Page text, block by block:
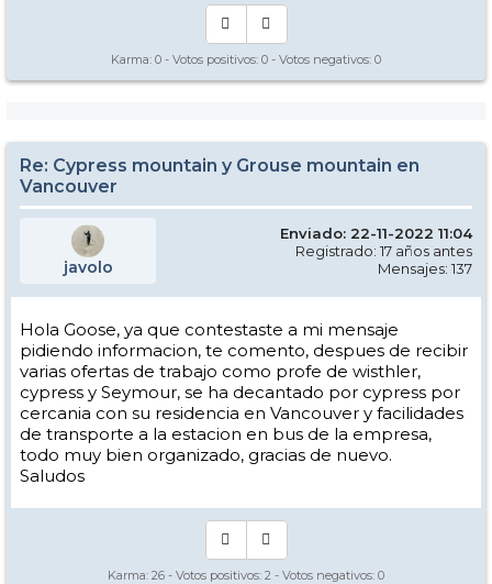
Karma: 0 - Votos positivos: 0 - Votos negativos: 0
Re: Cypress mountain y Grouse mountain en
Vancouver
javolo
Enviado: 22-11-2022 11:04
Registrado: 17 años antes
Mensajes: 137
Hola Goose, ya que contestaste a mi mensaje
pidiendo informacion, te comento, despues de recibir
varias ofertas de trabajo como profe de wisthler,
cypress y Seymour, se ha decantado por cypress por
cercania con su residencia en Vancouver y facilidades
de transporte a la estacion en bus de la empresa,
todo muy bien organizado, gracias de nuevo.
Saludos
Karma: 26 - Votos positivos: 2 - Votos negativos: 0